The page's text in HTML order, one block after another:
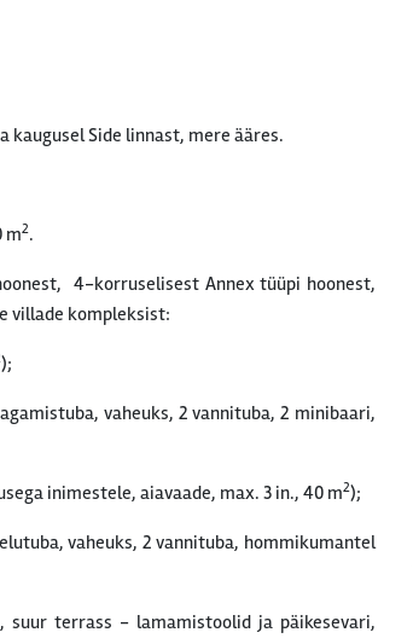
kaugusel Side linnast, mere ääres.
m2.
4-korruselisest Annex tüüpi hoonest,
villade kompleksist:
);
vaheuks, 2 vannituba, 2 minibaari,
inimestele, aiavaade, max. 3 in., 40 m2);
vaheuks, 2 vannituba, hommikumantel
suur terrass - lamamistoolid ja päikesevari,